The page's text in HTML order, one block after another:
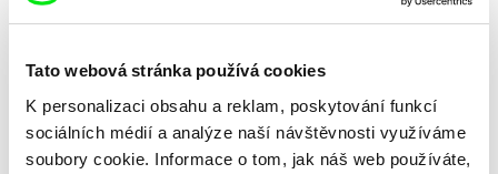
Tato webová stránka používá cookies
K personalizaci obsahu a reklam, poskytování funkcí
sociálních médií a analýze naší návštěvnosti využíváme
soubory cookie. Informace o tom, jak náš web používáte,
Michaël Bolufer, Fabien
Daphy
Pan Karton: Kolize
Michaël Bolufer, Fabien
Daphy
Pan Karton: Komplikace